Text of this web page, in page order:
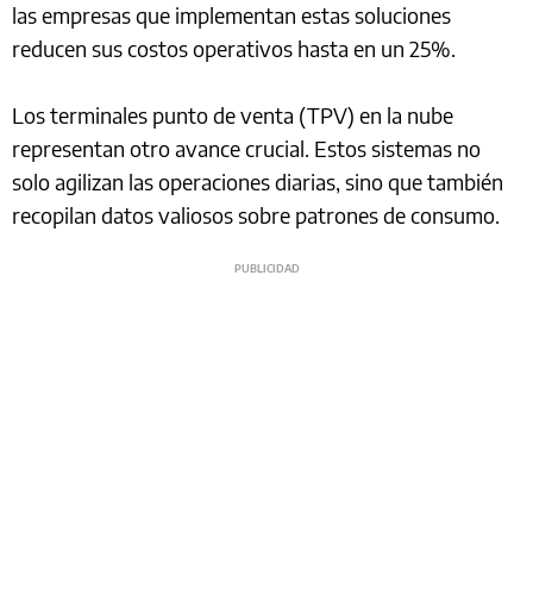
las empresas que implementan estas soluciones
reducen sus costos operativos hasta en un 25%.
Los terminales punto de venta (TPV) en la nube
representan otro avance crucial. Estos sistemas no
solo agilizan las operaciones diarias, sino que también
recopilan datos valiosos sobre patrones de consumo.